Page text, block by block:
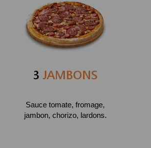
3 JAMBONS
Sauce tomate, fromage,
jambon, chorizo, lardons.